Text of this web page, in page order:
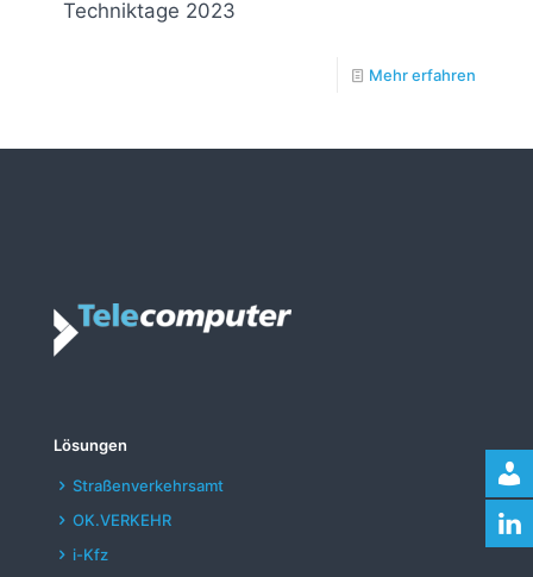
Techniktage 2023
Mehr erfahren
Lösungen
Straßenverkehrsamt
OK.VERKEHR
i-Kfz